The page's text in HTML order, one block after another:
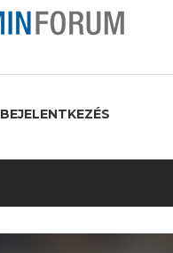
BEJELENTKEZÉS